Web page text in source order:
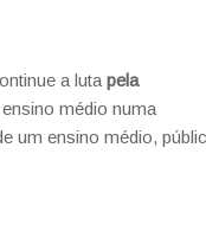
a luta pela
médio numa
um ensino médio,